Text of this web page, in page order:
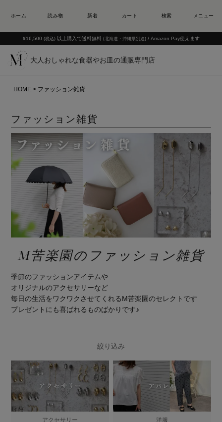
¥16,500 (税込) 以上購入で送料無料 (北海道・沖縄県別途) / Amazon Pay使えます
大人おしゃれな食器やお皿の通販専門店
HOME ファッション雑貨
ファッション雑貨
M苦楽園のファッション雑貨
季節のファッションアイテムや
オリジナルのアクセサリーなど
毎日の生活をワクワクさせてくれるM苦楽園のセレクトです
プレゼントにも喜ばれるものばかりです♪
絞り込み
アクセサリー 洋服